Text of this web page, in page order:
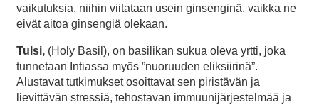
vaikutuksia, niihin viitataan usein ginsenginä, vaikka ne
eivät aitoa ginsengiä olekaan.
Tulsi, (Holy Basil), on basilikan sukua oleva yrtti, joka
tunnetaan Intiassa myös ”nuoruuden eliksiirinä”.
Alustavat tutkimukset osoittavat sen piristävän ja
lievittävän stressiä, tehostavan immuunijärjestelmää ja